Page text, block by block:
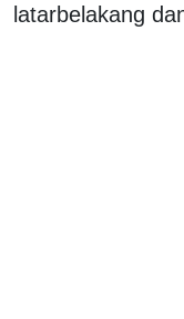
latarbelakang